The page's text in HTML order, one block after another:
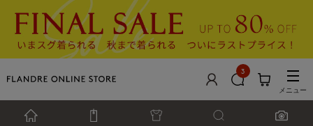
3
メニュー